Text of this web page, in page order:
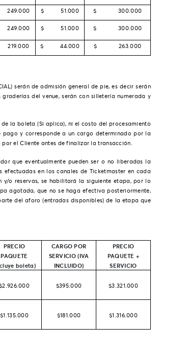
$ 51.000 $ 300.000
$ 51.000 $ 300.000
$ 44.000 $ 263.000
serán de admisión general de pie, es decir serán
del venue, serán con silletería numerada y
la boleta (Si aplica), ni el costo del procesamiento
y corresponde a un cargo determinado por la
el Cliente antes de finalizar la transacción.
que eventualmente pueden ser o no liberadas la
efectuadas en los canales de Ticketmaster en cada
o reservas, se habilitará la siguiente etapa, por lo
agotada, que no se haga efectiva posteriormente,
del aforo (entradas disponibles) de la etapa que
PRECIO
PAQUETE
boleta)
CARGO POR
SERVICIO (IVA
INCLUIDO)
PRECIO
PAQUETE +
SERVICIO
$395.000 $3.321.000
$1.135.000 $181.000 $1.316.000